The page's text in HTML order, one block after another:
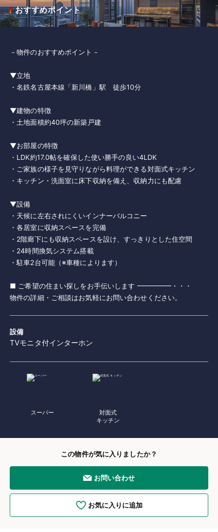
おすすめポイント
－物件のおすすめポイント－
▼立地
・名鉄名古屋本線「新川橋」駅 徒歩10分
▼建物の特徴
・土地面積約40坪の新築戸建
▼お部屋の特徴
・LDK約17.0帖を確保した使い勝手の良い4LDK
・ご家族の様子を見守りながら料理ができる対面式キッチン
・キッチン・洗面室に床下収納を備え、収納力にも配慮
▼設備
・天候に左右されにくいインナーバルコニー
・各居室に収納スペースを完備
・2階廊下にも収納スペースを設け、すっきりとした住空間
・24時間換気システム搭載
・駐車2台可能（※車種によります）
■ ご希望の住まい探しをお手伝いします ━━━━━・・・
設備
TVモニタ付インターホン
スーパー
対面式
キッチン
この物件が気に入りましたか？
お問い合わせ
お気に入りに追加